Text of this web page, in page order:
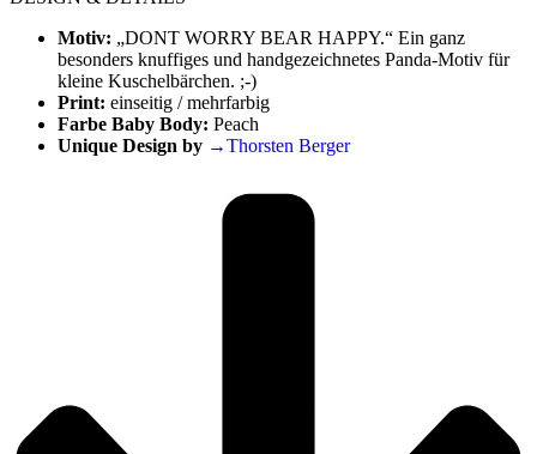
Motiv: „DONT WORRY BEAR HAPPY.“ Ein ganz
besonders knuffiges und handgezeichnetes Panda-Motiv für
kleine Kuschelbärchen. ;-)
Print: einseitig / mehrfarbig
Farbe Baby Body: Peach
Unique Design by →Thorsten Berger